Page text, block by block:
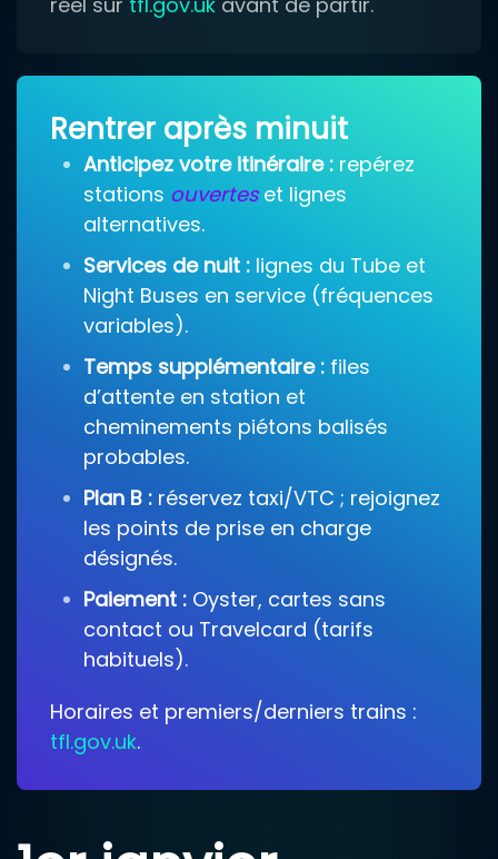
Rentrer après minuit
Anticipez votre itinéraire : repérez
stations ouverteset lignes
alternatives.
Services de nuit : lignes du Tube et
Night Buses en service (fréquences
variables).
Temps supplémentaire : files
d’attente en station et
cheminements piétons balisés
probables.
Plan B : réservez taxi/VTC ; rejoignez
les points de prise en charge
désignés.
Paiement : Oyster, cartes sans
contact ou Travelcard (tarifs
habituels).
Horaires et premiers/derniers trains :
tfl.gov.uk.